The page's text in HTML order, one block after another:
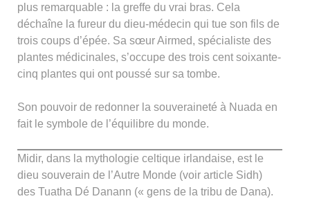
plus remarquable : la greffe du vrai bras. Cela
déchaîne la fureur du dieu-médecin qui tue son fils de
trois coups d’épée. Sa sœur Airmed, spécialiste des
plantes médicinales, s’occupe des trois cent soixante-
cinq plantes qui ont poussé sur sa tombe.
Son pouvoir de redonner la souveraineté à Nuada en
fait le symbole de l’équilibre du monde.
Midir, dans la mythologie celtique irlandaise, est le
dieu souverain de l’Autre Monde (voir article Sidh)
des Tuatha Dé Danann (« gens de la tribu de Dana).